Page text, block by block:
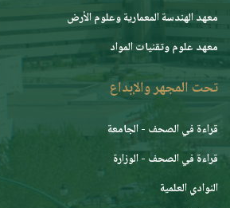
معهد الهندسة المعمارية وعلوم الأرض
معهد علوم وتقنيات المواد
تحت المجهر والإبداع
قراءة في الصحف - الجامعة
قراءة في الصحف - الوزارة
النوادي العلمية